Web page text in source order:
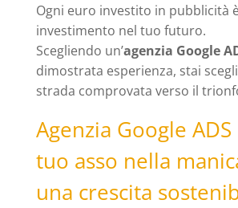
Ogni euro investito in pubblicità
investimento nel tuo futuro.
Scegliendo un’agenzia Google
dimostrata esperienza, stai
strada comprovata verso il
Agenzia Google
tuo asso nella
una crescita